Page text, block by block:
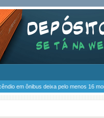
em ônibus deixa pelo menos 16